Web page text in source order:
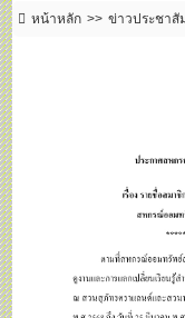
หน้าหลัก ข่าวประชา